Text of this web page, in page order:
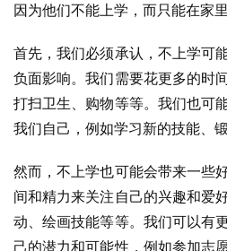
因为他们不能上学，而只能在家
首先，我们必须承认，不上学可
负面影响。我们需要花更多的时
打扫卫生、购物等等。我们也可
我们自己，例如学习新的技能、
然而，不上学也可能会带来一些
间和精力来关注自己的兴趣和爱
动、绘画技能等等。我们可以有
己的潜力和可能性，例如参加志